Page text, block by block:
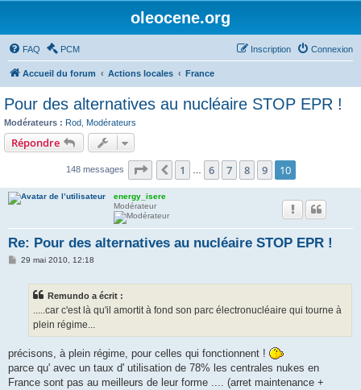
oleocene.org
FAQ PCM Connexion
Inscription
Accueil du forum Actions locales France
Pour des alternatives au nucléaire STOP EPR !
Modérateurs : Rod Modérateurs
Répondre
148 messages Page 10 10
Précédent
1 6 7 8 9 10
energy_isere
Modérateur
Re: Pour des alternatives au nucléaire STOP EPR !
M29 mai 2010, 12:18
Remundo a écrit :
.....car c'est là qu'il amortit à fond son parc électronucléaire qui tourne à
plein régime...
précisons, à plein régime, pour celles qui fonctionnent !
parce qu' avec un taux d' utilisation de 78% les centrales nukes en
France sont pas au meilleurs de leur forme .... (arret maintenance +